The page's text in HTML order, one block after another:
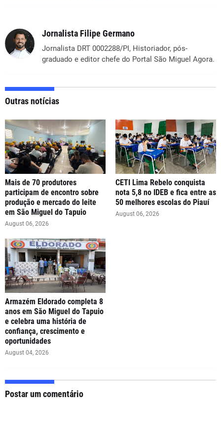
Jornalista Filipe Germano
Jornalista DRT 0002288/PI, Historiador, pós-
graduado e editor chefe do Portal São Miguel Agora.
Outras notícias
Mais de 70 produtores
participam de encontro sobre
produção e mercado do leite
em São Miguel do Tapuio
August 06, 2026
CETI Lima Rebelo conquista
nota 5,8 no IDEB e fica entre as
50 melhores escolas do Piauí
August 06, 2026
Armazém Eldorado completa 8
anos em São Miguel do Tapuio
e celebra uma história de
confiança, crescimento e
oportunidades
August 04, 2026
Postar um comentário